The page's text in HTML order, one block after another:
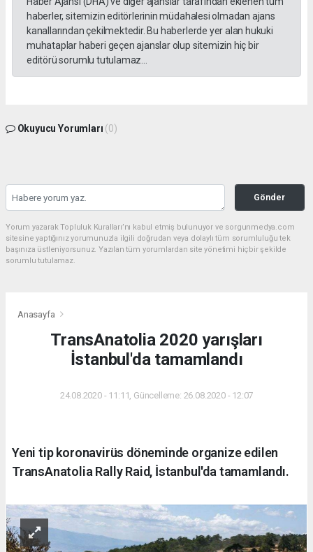
haberler, sitemizin editörlerinin müdahalesi olmadan ajans
kanallarından çekilmektedir. Bu haberlerde yer alan hukuki
muhataplar haberi geçen ajanslar olup sitemizin hiç bir
editörü sorumlu tutulamaz...
Okuyucu Yorumları (0)
Gönder
Yorum yazarak Topluluk Kuralları’nı kabul etmiş bulunuyor ve sorgunmedya.com
sitesine yaptığınız yorumunuzla ilgili doğrudan veya dolaylı tüm sorumluluğu tek
başınıza üstleniyorsunuz. Yazılan tüm yorumlardan site yönetimi hiçbir şekilde
sorumlu tutulamaz.
Anasayfa
TransAnatolia 2020 yarışları
İstanbul'da tamamlandı
24.08.2020 - 11:11, Güncelleme: 26.08.2020 - 12:07
Yeni tip koronavirüs döneminde organize edilen
TransAnatolia Rally Raid, İstanbul'da tamamlandı.